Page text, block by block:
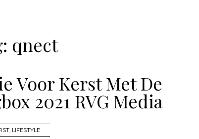
qnect
Voor Kerst Met De
2021 RVG Media
, LIFESTYLE